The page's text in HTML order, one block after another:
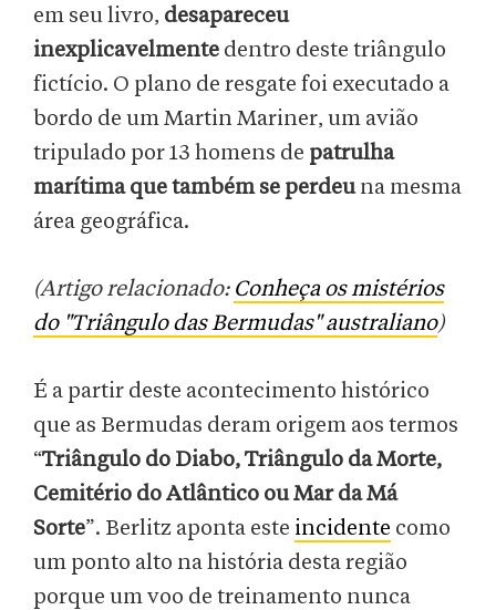
em seu livro, desapareceu
inexplicavelmente dentro deste triângulo
fictício. O plano de resgate foi executado a
bordo de um Martin Mariner, um avião
tripulado por 13 homens de patrulha
marítima que também se perdeuna mesma
área geográfica.
(Artigo relacionado: Conheça os mistérios
do "Triângulo das Bermudas" australiano)
É a partir deste acontecimento histórico
que as Bermudas deram origem aos termos
“Triângulo do Diabo, Triângulo da Morte,
Cemitério do Atlântico ou Mar da Má
Sorte”. Berlitz aponta este incidente como
um ponto alto na história desta região
porque um voo de treinamento nunca